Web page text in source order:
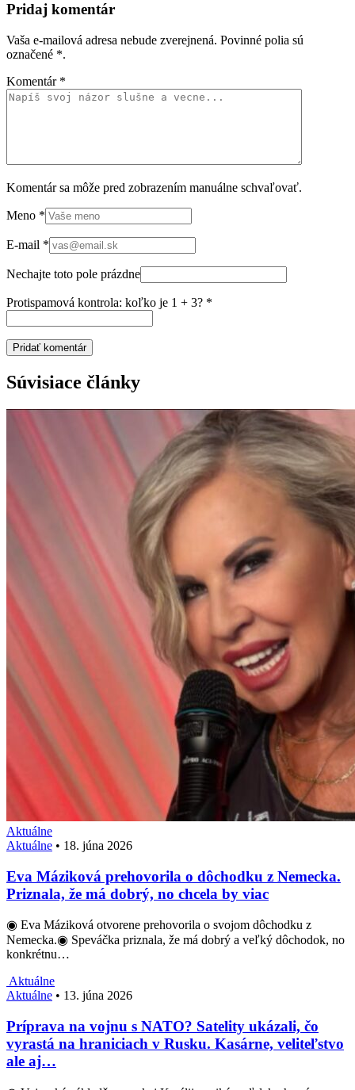
Pridaj komentár
Vaša e-mailová adresa nebude zverejnená. Povinné polia sú
označené *.
Komentár *
Komentár sa môže pred zobrazením manuálne schvaľovať.
Meno *
E-mail *
Nechajte toto pole prázdne
Protispamová kontrola: koľko je 1 + 3? *
Súvisiace články
Aktuálne
Aktuálne • 18. júna 2026
Eva Máziková prehovorila o dôchodku z Nemecka.
Priznala, že má dobrý, no chcela by viac
◉ Eva Máziková otvorene prehovorila o svojom dôchodku z
Nemecka.◉ Speváčka priznala, že má dobrý a veľký dôchodok, no
konkrétnu…
Aktuálne
Aktuálne • 13. júna 2026
Príprava na vojnu s NATO? Satelity ukázali, čo
vyrastá na hraniciach v Rusku. Kasárne, veliteľstvo
ale aj…